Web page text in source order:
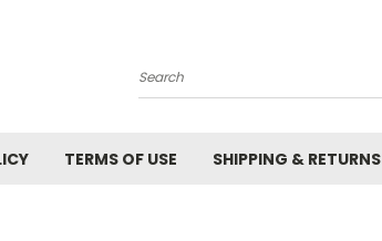
Search
TERMS OF USE SHIPPING & RETURNS